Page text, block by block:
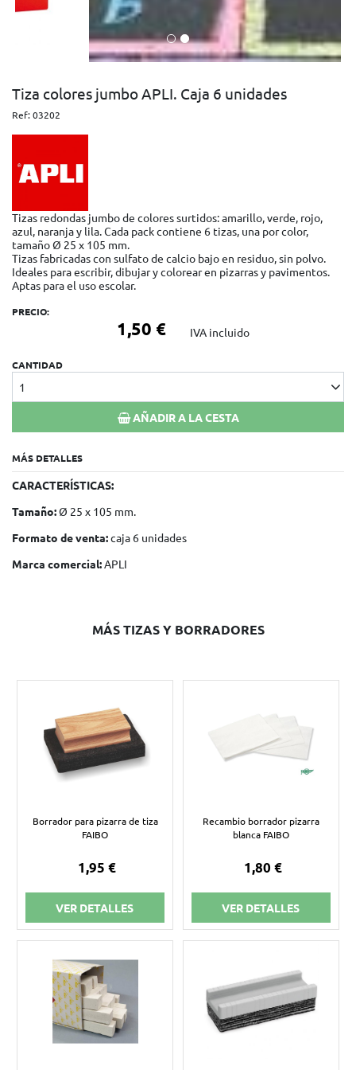
Tiza colores jumbo APLI. Caja 6 unidades
Ref:03202
Tizas redondas jumbo de colores surtidos: amarillo, verde, rojo,
azul, naranja y lila. Cada pack contiene 6 tizas, una por color,
tamaño Ø 25 x 105 mm.
Tizas fabricadas con sulfato de calcio bajo en residuo, sin polvo.
Ideales para escribir, dibujar y colorear en pizarras y pavimentos.
Aptas para el uso escolar.
PRECIO:
1,50 € IVA incluido
CANTIDAD
1
AÑADIR A LA CESTA
MÁS DETALLES
CARACTERÍSTICAS:
Tamaño:Ø 25 x 105 mm.
Formato de venta:caja 6 unidades
Marca comercial:APLI
MÁS TIZAS Y BORRADORES
Borrador para pizarra de tiza
FAIBO
1,95 €
VER DETALLES
Recambio borrador pizarra
blanca FAIBO
1,80 €
VER DETALLES